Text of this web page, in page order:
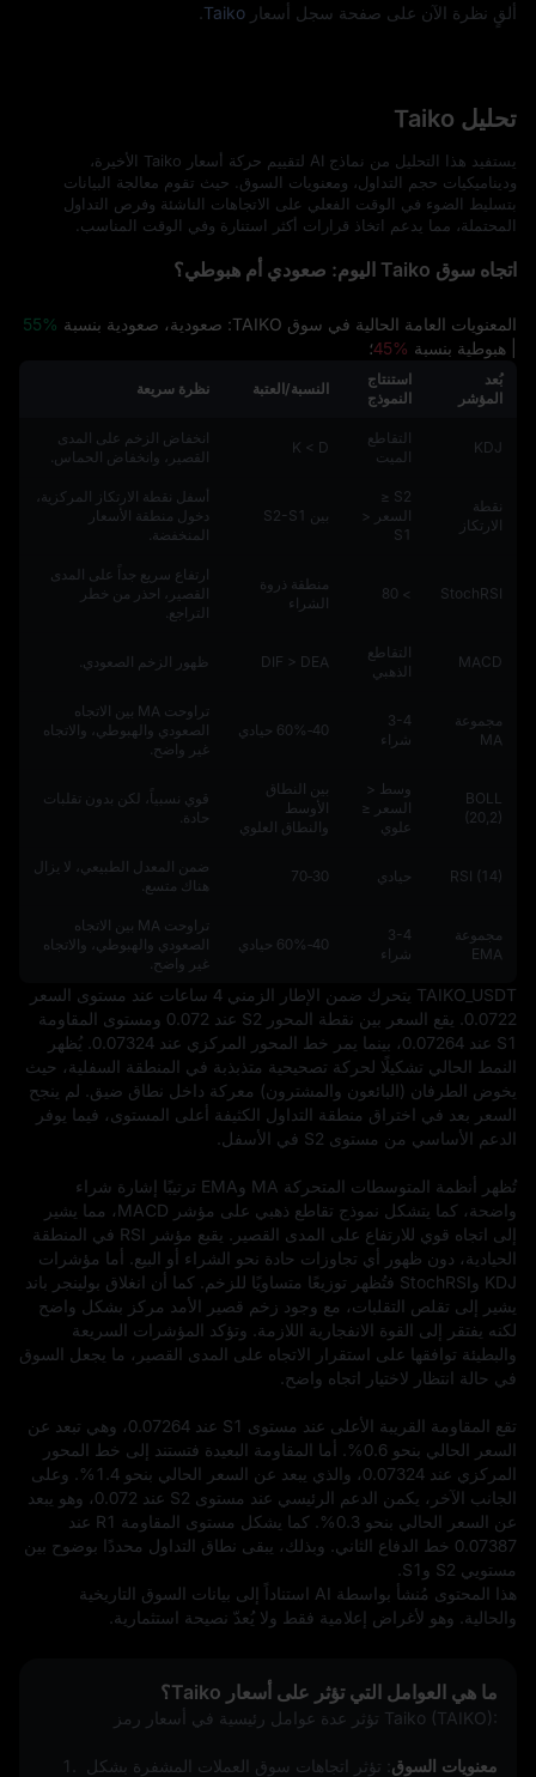
ألقٍ نظرة الآن على صفحة سجل أسعار Taiko
تحليل Taiko
يستفيد هذا التحليل من نماذج AI لتقييم حركة أسعار Taiko الأخيرة،
وديناميكيات حجم التداول، ومعنويات السوق. حيث تقوم معالجة البيانات
بتسليط الضوء في الوقت الفعلي على الاتجاهات الناشئة وفرص التداول
المحتملة، مما يدعم اتخاذ قرارات أكثر استنارة وفي الوقت المناسب.
اتجاه سوق Taiko اليوم: صعودي أم هبوطي؟
المعنويات العامة الحالية في سوق TAIKO: صعودية، صعودية بنسبة
55%
| هبوطية بنسبة 45%؛
بُعد
المؤشر
استنتاج
النموذج
النسبة/العتبة نظرة سريعة
KDJ
التقاطع
الميت
K < D
انخفاض الزخم على المدى
القصير، وانخفاض الحماس.
نقطة
الارتكاز
S2 ≤
السعر <
S1
بين S2-S1
أسفل نقطة الارتكاز المركزية،
دخول منطقة الأسعار
المنخفضة.
StochRSI
> 80
منطقة ذروة
الشراء
ارتفاع سريع جداً على المدى
القصير، احذر من خطر
التراجع.
MACD
التقاطع
الذهبي
DIF > DEA ظهور الزخم الصعودي.
مجموعة
MA
3-4
شراء
40‑60% حيادي
تراوحت MA بين الاتجاه
الصعودي والهبوطي، والاتجاه
غير واضح.
BOLL
(20,2)
وسط <
السعر ≤
علوي
بين النطاق
الأوسط
والنطاق العلوي
قوي نسبياً، لكن بدون تقلبات
حادة.
RSI (14) حيادي 30‑70
ضمن المعدل الطبيعي، لا يزال
هناك متسع.
مجموعة
EMA
3-4
شراء
40‑60% حيادي
تراوحت MA بين الاتجاه
الصعودي والهبوطي، والاتجاه
غير واضح.
مستويي S2 وS1.
والحالية. وهو لأغراض إعلامية فقط ولا يُعدّ نصيحة استثمارية.
ما هي العوامل التي تؤثر على أسعار Taiko؟
تؤثر عدة عوامل رئيسية في أسعار رمز Taiko (TAIKO):
1. معنويات السوق